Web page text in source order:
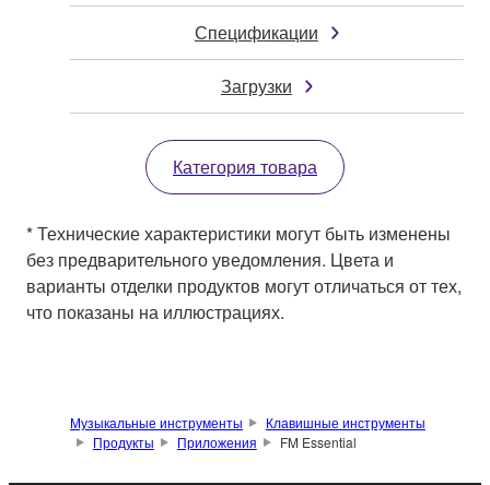
Спецификации
Загрузки
Категория товара
* Технические характеристики могут быть изменены
без предварительного уведомления. Цвета и
варианты отделки продуктов могут отличаться от тех,
что показаны на иллюстрациях.
Музыкальные инструменты
Клавишные инструменты
Продукты
Приложения FM Essential